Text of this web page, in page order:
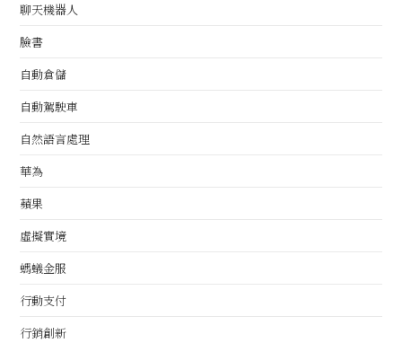
聊天機器人
臉書
自動倉儲
自動駕駛車
自然語言處理
華為
蘋果
虛擬實境
螞蟻金服
行動支付
行銷創新